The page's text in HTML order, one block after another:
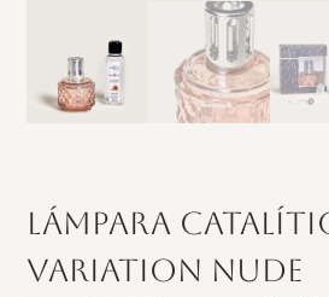
Lámpara
Variation Nude